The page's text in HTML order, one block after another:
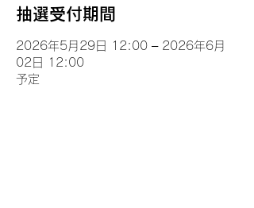
抽選受付期間
2026年5月29日 12:00 – 2026年6月
02日 12:00
予定